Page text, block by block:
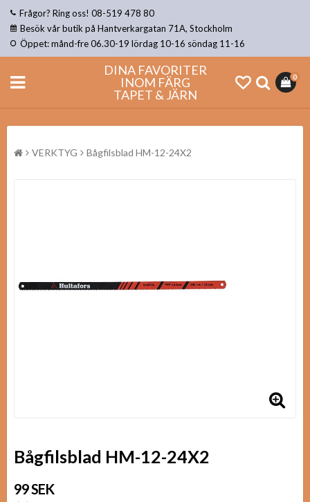
Frågor? Ring oss! 08-519 478 80
Besök vår butik på Hantverkargatan 71A, Stockholm
Öppet: månd-fre 06.30-19 lördag 10-16 söndag 11-16
DINA FAVORITER
INOM FÄRG
TAPET & JÄRN
0
VERKTYG Bågfilsblad HM-12-24X2
Bågfilsblad HM-12-24X2
99 SEK